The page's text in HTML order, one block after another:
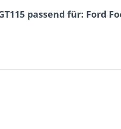
passend für: Ford